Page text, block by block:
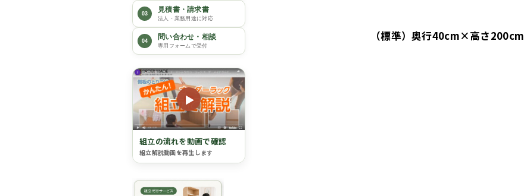
03 見積書・請求書
法人・業務用途に対応
04 問い合わせ・相談
専用フォームで受付
▶
組立の流れを動画で確認
組立解説動画を再生します
（標準）奥行40cm×高さ200cm